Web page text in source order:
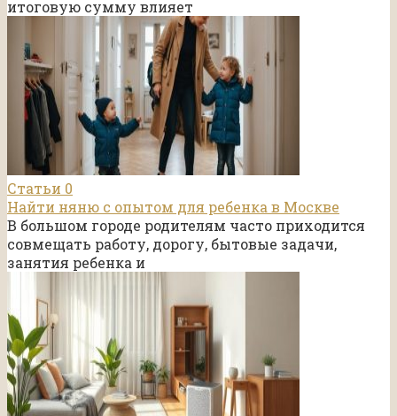
итоговую сумму влияет
Статьи 0
Найти няню с опытом для ребенка в Москве
В большом городе родителям часто приходится
совмещать работу, дорогу, бытовые задачи,
занятия ребенка и